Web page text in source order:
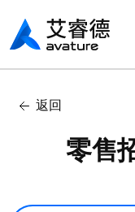
Avaturehcm
返回
零售